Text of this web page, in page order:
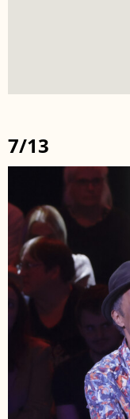
7/13